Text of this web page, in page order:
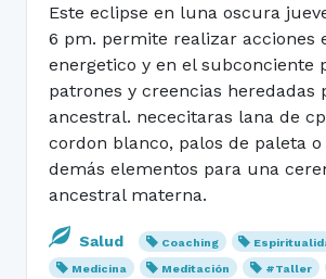
Este eclipse en luna oscura
6 pm. permite realizar acciones
energetico y en el subconciente
patrones y creencias heredadas
ancestral. nececitaras lana de
cordon blanco, palos de paleta
demás elementos para una
ancestral materna.
Salud Coaching
Medicina
Meditación #Taller